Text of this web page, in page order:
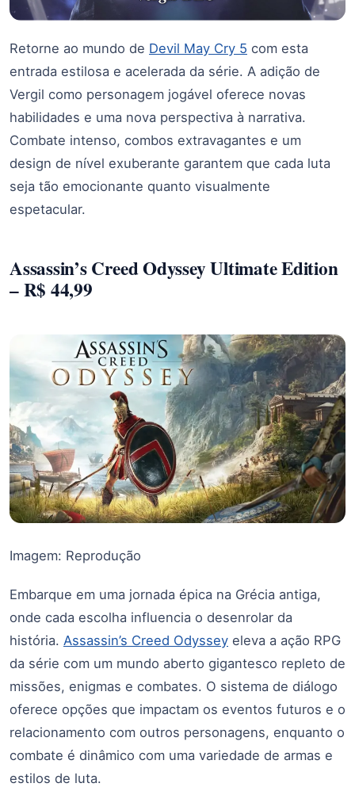
Retorne ao mundo de Devil May Cry 5 com esta
entrada estilosa e acelerada da série. A adição de
Vergil como personagem jogável oferece novas
habilidades e uma nova perspectiva à narrativa.
Combate intenso, combos extravagantes e um
design de nível exuberante garantem que cada luta
seja tão emocionante quanto visualmente
espetacular.
Assassin’s Creed Odyssey Ultimate Edition
– R$ 44,99
Imagem: Reprodução
Embarque em uma jornada épica na Grécia antiga,
onde cada escolha influencia o desenrolar da
história. Assassin’s Creed Odyssey eleva a ação RPG
da série com um mundo aberto gigantesco repleto de
missões, enigmas e combates. O sistema de diálogo
oferece opções que impactam os eventos futuros e o
relacionamento com outros personagens, enquanto o
combate é dinâmico com uma variedade de armas e
estilos de luta.